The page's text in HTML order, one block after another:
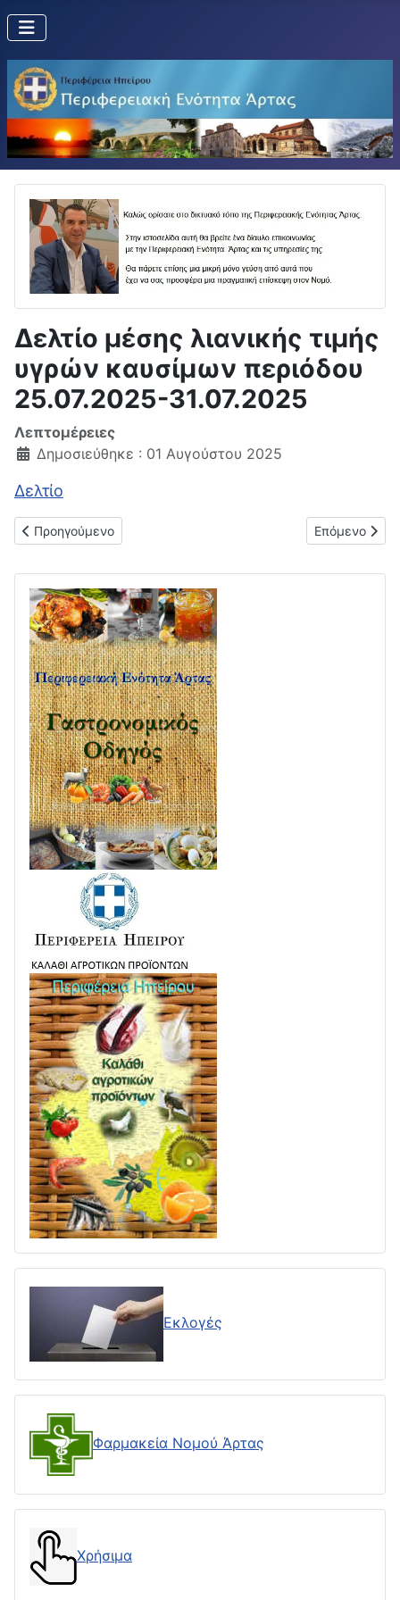
Δελτίο μέσης λιανικής τιμής
υγρών καυσίμων περιόδου
25.07.2025-31.07.2025
Λεπτομέρειες
Δημοσιεύθηκε : 01 Αυγούστου 2025
Δελτίο
Προηγούμενο άρθρο: Δελτίο μέσης λιανικής τιμής υγρών
Προηγούμενο Επόμενο
Επόμενο
Εκλογές
Φαρμακεία Νομού Άρτας
Χρήσιμα